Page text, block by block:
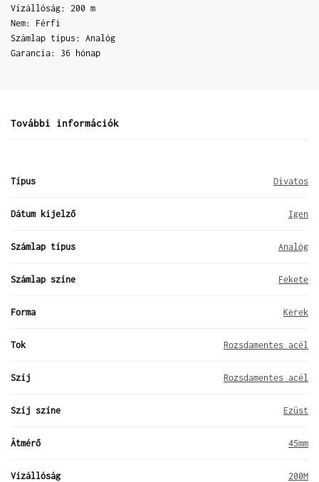
Vízállóság: 200 m
Nem: Férfi
Számlap típus: Analóg
Garancia: 36 hónap
További információk
Típus Divatos
Dátum kijelző Igen
Számlap típus Analóg
Számlap színe Fekete
Forma Kerek
Tok Rozsdamentes acél
Szíj Rozsdamentes acél
Szíj színe Ezüst
Átmérő 45mm
Vízállóság 200M